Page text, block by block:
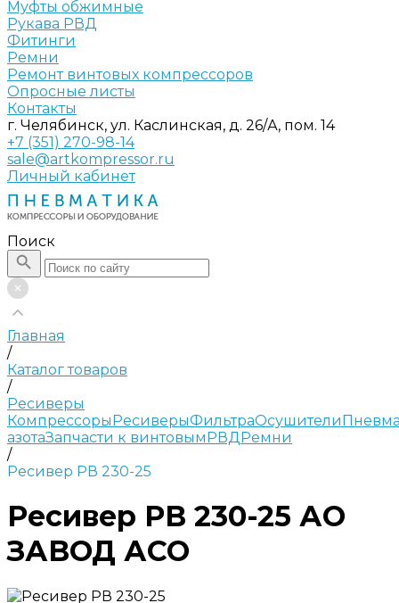
Муфты обжимные
Рукава РВД
Фитинги
Ремни
Ремонт винтовых компрессоров
Опросные листы
Контакты
г. Челябинск, ул. Каслинская, д. 26/А, пом. 14
+7 (351) 270-98-14
sale@artkompressor.ru
Личный кабинет
Поиск
Главная
/
Каталог товаров
/
Ресиверы
КомпрессорыРесиверыФильтраОсушители
азотаЗапчасти к винтовымРВДРемни
/
Ресивер РВ 230-25
Ресивер РВ 230-25 АО
ЗАВОД АСО